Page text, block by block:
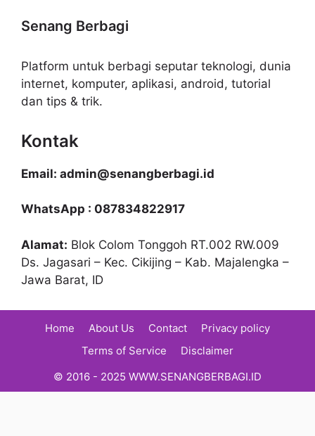
Senang Berbagi
Platform untuk berbagi seputar teknologi, dunia
internet, komputer, aplikasi, android, tutorial
dan tips & trik.
Kontak
Email: admin@senangberbagi.id
WhatsApp : 087834822917
Alamat: Blok Colom Tonggoh RT.002 RW.009
Ds. Jagasari – Kec. Cikijing – Kab. Majalengka –
Jawa Barat, ID
Home About Us Contact
Privacy policy
Terms of Service
Disclaimer
© 2016 - 2025 WWW.SENANGBERBAGI.ID